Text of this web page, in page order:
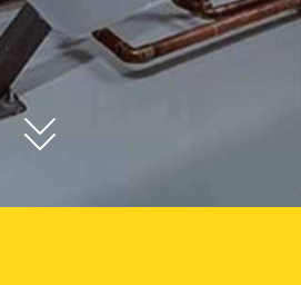
Качественный пошив